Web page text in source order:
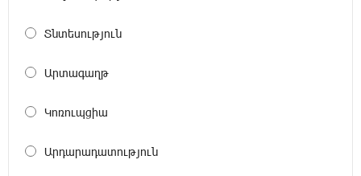
Սամվել Կարապետյանը «ամբողջ
հայության խայտառակություն» է անվանել
դատավարությունը
17:00:30 6-08-2026
ունենալու է հետևանքներ․ Նարեկ
Տնտեսություն
Արտագաղթ
Կոռուպցիա
Արդարադատություն